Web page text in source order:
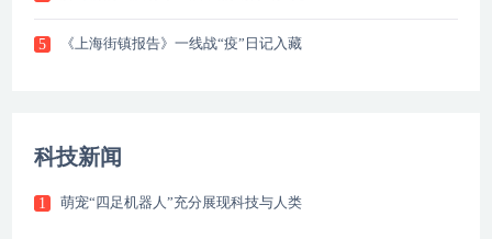
5 《上海街镇报告》一线战“疫”日记入藏
科技新闻
1 萌宠“四足机器人”充分展现科技与人类